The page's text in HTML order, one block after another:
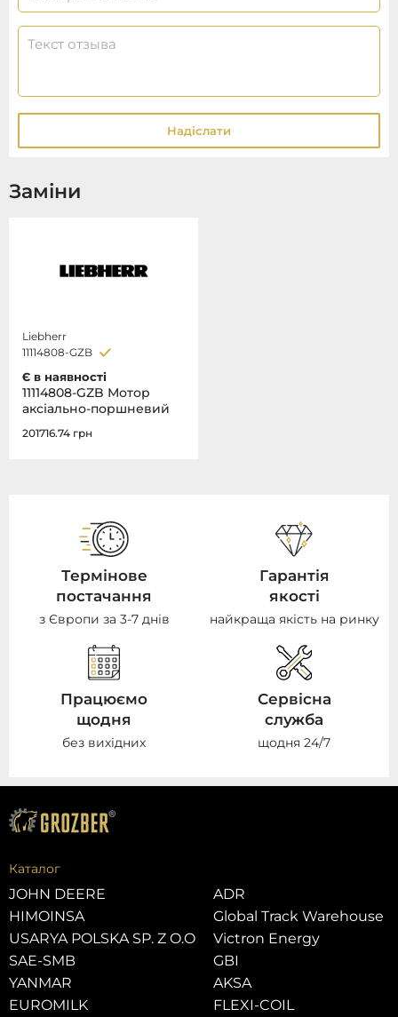
Надіслати
Заміни
Liebherr
11114808-GZB
Є в наявності
11114808-GZB Мотор
аксіально-поршневий
201716.74 грн
Термінове
постачання
з Європи за 3-7 днів
Гарантія
якості
найкраща якість на ринку
Працюємо
щодня
без вихідних
Сервісна
служба
щодня 24/7
Каталог
JOHN DEERE
HIMOINSA
USARYA POLSKA SP. Z O.O
SAE-SMB
YANMAR
EUROMILK
ADR
Global Track Warehouse
Victron Energy
GBI
AKSA
FLEXI-COIL